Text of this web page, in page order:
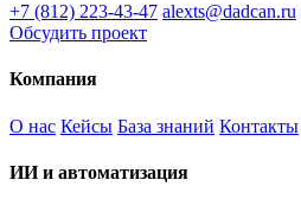
+7 (812) 223-43-47 alexts@dadcan.ru
Обсудить проект
Компания
О нас Кейсы База знаний Контакты
ИИ и автоматизация